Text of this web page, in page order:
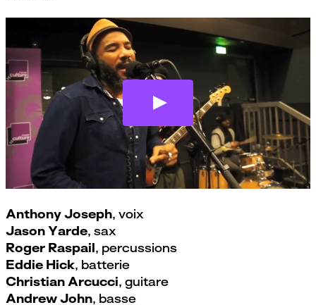
Anthony Joseph, voix
Jason Yarde, sax
Roger Raspail, percussions
Eddie Hick, batterie
Christian Arcucci, guitare
Andrew John, basse